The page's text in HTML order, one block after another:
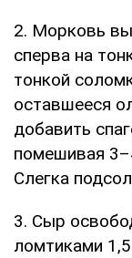
2. Морковь
сперва на
тонкой
оставшееся
добавить
помешивая
Слегка
3. Сыр
ломтиками